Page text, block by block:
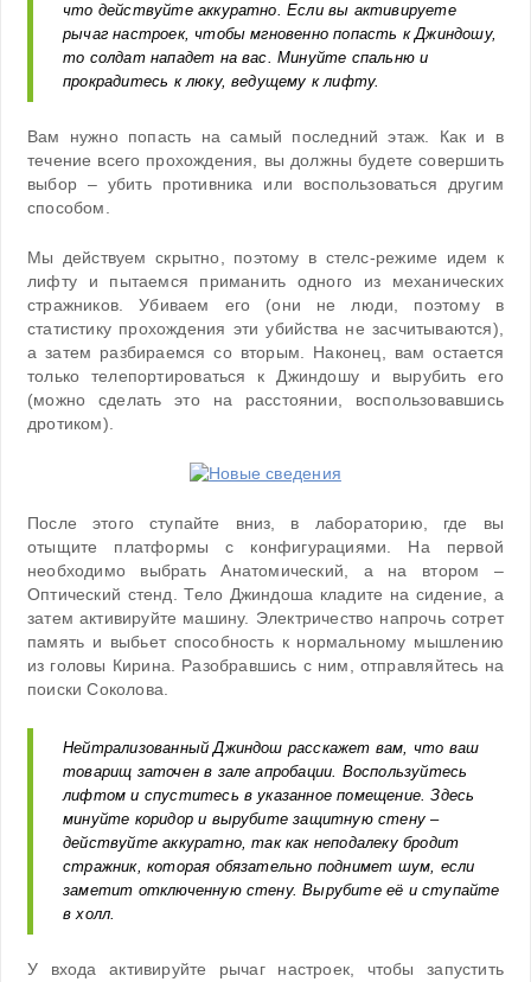
что действуйте аккуратно. Если вы активируете
рычаг настроек, чтобы мгновенно попасть к Джиндошу,
то солдат нападет на вас. Минуйте спальню и
прокрадитесь к люку, ведущему к лифту.
Вам нужно попасть на самый последний этаж. Как и в
течение всего прохождения, вы должны будете совершить
выбор – убить противника или воспользоваться другим
способом.
Мы действуем скрытно, поэтому в стелс-режиме идем к
лифту и пытаемся приманить одного из механических
стражников. Убиваем его (они не люди, поэтому в
статистику прохождения эти убийства не засчитываются),
а затем разбираемся со вторым. Наконец, вам остается
только телепортироваться к Джиндошу и вырубить его
(можно сделать это на расстоянии, воспользовавшись
дротиком).
После этого ступайте вниз, в лабораторию, где вы
отыщите платформы с конфигурациями. На первой
необходимо выбрать Анатомический, а на втором –
Оптический стенд. Тело Джиндоша кладите на сидение, а
затем активируйте машину. Электричество напрочь сотрет
память и выбьет способность к нормальному мышлению
из головы Кирина. Разобравшись с ним, отправляйтесь на
поиски Соколова.
Нейтрализованный Джиндош расскажет вам, что ваш
товарищ заточен в зале апробации. Воспользуйтесь
лифтом и спуститесь в указанное помещение. Здесь
минуйте коридор и вырубите защитную стену –
действуйте аккуратно, так как неподалеку бродит
стражник, которая обязательно поднимет шум, если
заметит отключенную стену. Вырубите её и ступайте
в холл.
У входа активируйте рычаг настроек, чтобы запустить